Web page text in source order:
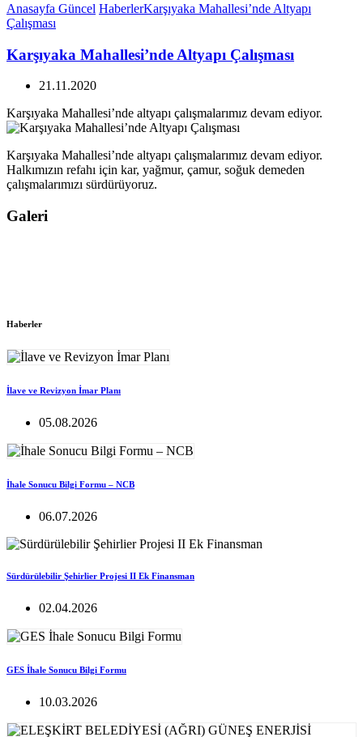
Anasayfa Güncel HaberlerKarşıyaka Mahallesi’nde Altyapı
Çalışması
Karşıyaka Mahallesi’nde Altyapı Çalışması
21.11.2020
Karşıyaka Mahallesi’nde altyapı çalışmalarımız devam ediyor.
Karşıyaka Mahallesi’nde altyapı çalışmalarımız devam ediyor.
Halkımızın refahı için kar, yağmur, çamur, soğuk demeden
çalışmalarımızı sürdürüyoruz.
Galeri
Haberler
İlave ve Revizyon İmar Planı
05.08.2026
İhale Sonucu Bilgi Formu – NCB
06.07.2026
Sürdürülebilir Şehirlier Projesi II Ek Finansman
02.04.2026
GES İhale Sonucu Bilgi Formu
10.03.2026